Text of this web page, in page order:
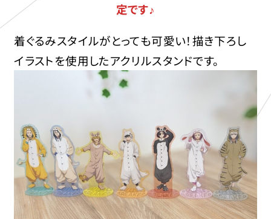
定です♪
着ぐるみスタイルがとっても可愛い！描き下ろし
イラストを使用したアクリルスタンドです。